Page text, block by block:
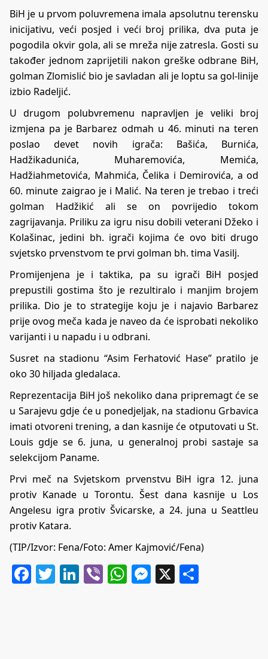
BiH je u prvom poluvremena imala apsolutnu terensku
inicijativu, veći posjed i veći broj prilika, dva puta je
pogodila okvir gola, ali se mreža nije zatresla. Gosti su
također jednom zaprijetili nakon greške odbrane BiH,
golman Zlomislić bio je savladan ali je loptu sa gol-linije
izbio Radeljić.
U drugom polubvremenu napravljen je veliki broj
izmjena pa je Barbarez odmah u 46. minuti na teren
poslao devet novih igrača: Bašića, Burnića,
Hadžikadunića, Muharemovića, Memića,
Hadžiahmetovića, Mahmića, Čelika i Demirovića, a od
60. minute zaigrao je i Malić. Na teren je trebao i treći
golman Hadžikić ali se on povrijedio tokom
zagrijavanja. Priliku za igru nisu dobili veterani Džeko i
Kolašinac, jedini bh. igrači kojima će ovo biti drugo
svjetsko prvenstvom te prvi golman bh. tima Vasilj.
Promijenjena je i taktika, pa su igrači BiH posjed
prepustili gostima što je rezultiralo i manjim brojem
prilika. Dio je to strategije koju je i najavio Barbarez
prije ovog meča kada je naveo da će isprobati nekoliko
varijanti i u napadu i u odbrani.
Susret na stadionu “Asim Ferhatović Hase” pratilo je
oko 30 hiljada gledalaca.
Reprezentacija BiH još nekoliko dana pripremagt će se
u Sarajevu gdje će u ponedjeljak, na stadionu Grbavica
imati otvoreni trening, a dan kasnije će otputovati u St.
Louis gdje se 6. juna, u generalnoj probi sastaje sa
selekcijom Paname.
Prvi meč na Svjetskom prvenstvu BiH igra 12. juna
protiv Kanade u Torontu. Šest dana kasnije u Los
Angelesu igra protiv Švicarske, a 24. juna u Seattleu
protiv Katara.
(TIP/Izvor: Fena/Foto: Amer Kajmović/Fena)
Facebook
Twitter
LinkedIn
ViberWhatsApp
Messenger
X